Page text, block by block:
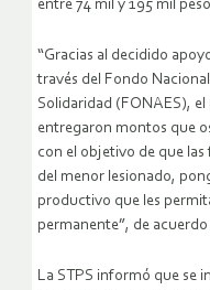
entre 74 mil y 195 mil
“Gracias al decidido
través del Fondo
Solidaridad (FONAES), el
entregaron montos que
con el objetivo de que
del menor lesionado,
productivo que les
permanente”, de
La STPS informó que se